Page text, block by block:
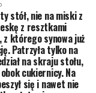
stół, nie na miski z
z resztkami
którego synowa już
Patrzyła tylko na
na skraju stołu,
cukiernicy. Na
się i nawet nie